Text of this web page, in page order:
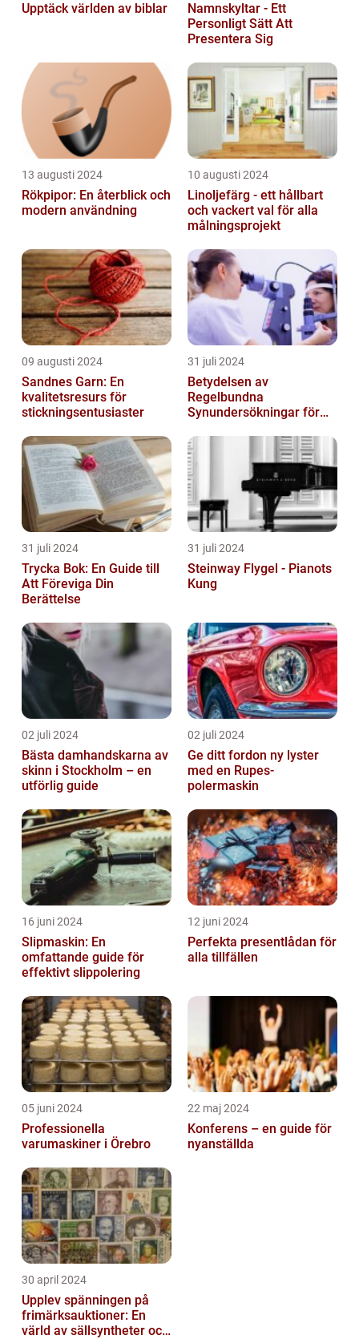
Upptäck världen av biblar
Namnskyltar - Ett
Personligt Sätt Att
Presentera Sig
13 augusti 2024
Rökpipor: En återblick och
modern användning
10 augusti 2024
Linoljefärg - ett hållbart
och vackert val för alla
målningsprojekt
09 augusti 2024
Sandnes Garn: En
kvalitetsresurs för
stickningsentusiaster
31 juli 2024
Betydelsen av
Regelbundna
Synundersökningar för
31 juli 2024
Trycka Bok: En Guide till
Att Föreviga Din
Berättelse
31 juli 2024
Steinway Flygel - Pianots
Kung
02 juli 2024
Bästa damhandskarna av
skinn i Stockholm – en
utförlig guide
02 juli 2024
Ge ditt fordon ny lyster
med en Rupes-
polermaskin
16 juni 2024
Slipmaskin: En
omfattande guide för
effektivt slippolering
12 juni 2024
Perfekta presentlådan för
alla tillfällen
05 juni 2024
Professionella
varumaskiner i Örebro
22 maj 2024
Konferens – en guide för
nyanställda
30 april 2024
Upplev spänningen på
frimärksauktioner: En
värld av sällsyntheter och